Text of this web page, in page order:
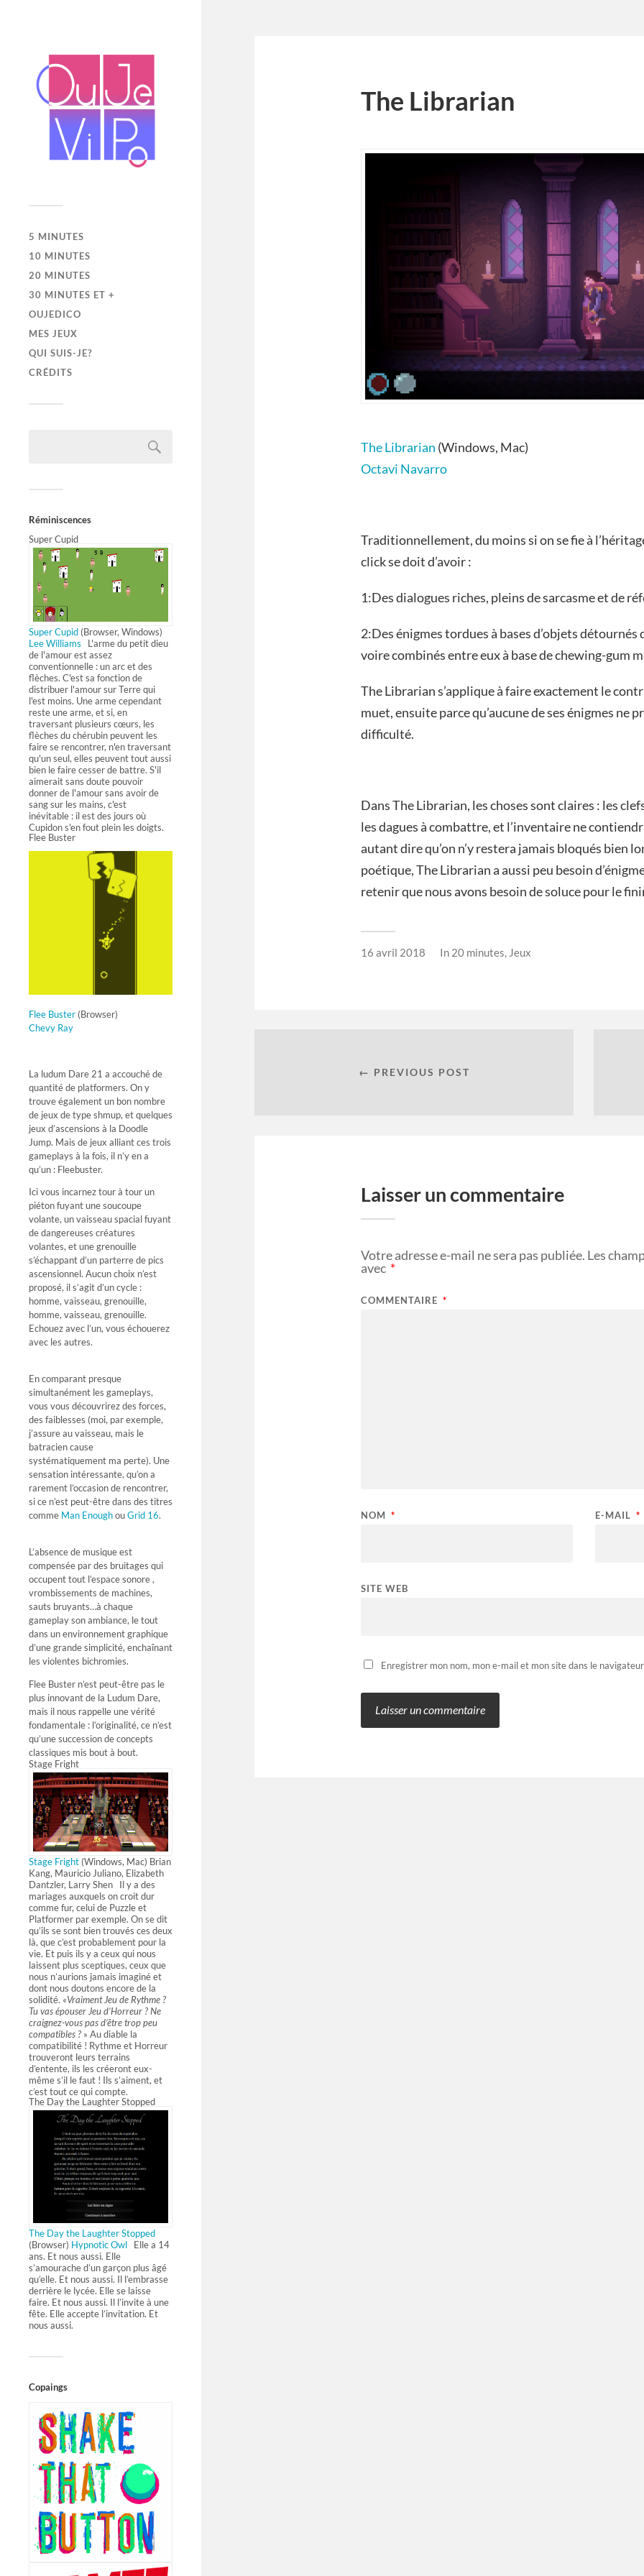
5 MINUTES
10 MINUTES
20 MINUTES
30 MINUTES ET +
OUJEDICO
MES JEUX
QUI SUIS-JE?
CRÉDITS
Réminiscences
Super Cupid
Super Cupid (Browser, Windows)
Lee Williams L'arme du petit dieu
de l'amour est assez
conventionnelle : un arc et des
flèches. C'est sa fonction de
distribuer l'amour sur Terre qui
l'est moins. Une arme cependant
reste une arme, et si, en
traversant plusieurs cœurs, les
flèches du chérubin peuvent les
faire se rencontrer, n'en traversant
qu'un seul, elles peuvent tout aussi
bien le faire cesser de battre. S'il
aimerait sans doute pouvoir
donner de l'amour sans avoir de
sang sur les mains, c'est
inévitable : il est des jours où
Cupidon s'en fout plein les doigts.
Flee Buster
Flee Buster (Browser)
Chevy Ray
La ludum Dare 21 a accouché de
quantité de platformers. On y
trouve également un bon nombre
de jeux de type shmup, et quelques
jeux d’ascensions à la Doodle
Jump. Mais de jeux alliant ces trois
gameplays à la fois, il n’y en a
qu’un : Fleebuster.
Ici vous incarnez tour à tour un
piéton fuyant une soucoupe
volante, un vaisseau spacial fuyant
de dangereuses créatures
volantes, et une grenouille
s’échappant d’un parterre de pics
ascensionnel. Aucun choix n’est
proposé, il s’agit d’un cycle :
homme, vaisseau, grenouille,
homme, vaisseau, grenouille.
Echouez avec l’un, vous échouerez
avec les autres.
En comparant presque
simultanément les gameplays,
vous vous découvrirez des forces,
des faiblesses (moi, par exemple,
j’assure au vaisseau, mais le
batracien cause
systématiquement ma perte). Une
sensation intéressante, qu’on a
rarement l’occasion de rencontrer,
si ce n’est peut-être dans des titres
comme Man EnoughouGrid 16.
L’absence de musique est
compensée par des bruitages qui
occupent tout l’espace sonore ,
vrombissements de machines,
sauts bruyants…à chaque
gameplay son ambiance, le tout
dans un environnement graphique
d’une grande simplicité, enchaînant
les violentes bichromies.
Flee Buster n’est peut-être pas le
plus innovant de la Ludum Dare,
mais il nous rappelle une vérité
fondamentale : l’originalité, ce n’est
qu’une succession de concepts
classiques mis bout à bout.
Stage Fright
Stage Fright (Windows, Mac) Brian
Kang, Mauricio Juliano, Elizabeth
Dantzler, Larry Shen Il y a des
mariages auxquels on croit dur
comme fur, celui de Puzzle et
Platformer par exemple. On se dit
qu’ils se sont bien trouvés ces deux
là, que c’est probablement pour la
vie. Et puis ils y a ceux qui nous
laissent plus sceptiques, ceux que
nous n’aurions jamais imaginé et
dont nous doutons encore de la
solidité. «Vraiment Jeu de Rythme ?
Tu vas épouser Jeu d’Horreur ? Ne
craignez-vous pas d’être trop peu
compatibles ? » Au diable la
compatibilité ! Rythme et Horreur
trouveront leurs terrains
d’entente, ils les créeront eux-
même s’il le faut ! Ils s’aiment, et
c’est tout ce qui compte.
The Day the Laughter Stopped
The Day the Laughter Stopped
(Browser) Hypnotic Owl Elle a 14
ans. Et nous aussi. Elle
s’amourache d’un garçon plus âgé
qu’elle. Et nous aussi. Il l’embrasse
derrière le lycée. Elle se laisse
faire. Et nous aussi. Il l’invite à une
fête. Elle accepte l’invitation. Et
nous aussi.
Copaings
The Librarian
The Librarian (Windows, Mac)
Octavi Navarro
Traditionnellement, du moins si on se fie à
click se doit d’avoir :
1:Des dialogues riches, pleins de sarcasme et de
2:Des énigmes tordues à bases d’objets
voire combinés entre eux à base de chewing-gum
The Librarian s’applique à faire exactement le
muet, ensuite parce qu’aucune de ses énigmes ne
difficulté.
Dans The Librarian, les choses sont claires : les
les dagues à combattre, et l’inventaire ne
autant dire qu’on n’y restera jamais bloqués bien
poétique, The Librarian a aussi peu besoin
retenir que nous avons besoin de soluce pour le
16 avril 2018 In 20 minutes, Jeux
← PREVIOUS POST
Laisser un commentaire
Votre adresse e-mail ne sera pas publiée. Les
avec *
COMMENTAIRE *
NOM * E-MAIL *
SITE WEB
Enregistrer mon nom, mon e-mail et mon site dans le